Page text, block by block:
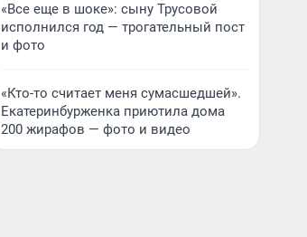
«Все еще в шоке»: сыну Трусовой
исполнился год — трогательный пост
и фото
«Кто-то считает меня сумасшедшей».
Екатеринбурженка приютила дома
200 жирафов — фото и видео